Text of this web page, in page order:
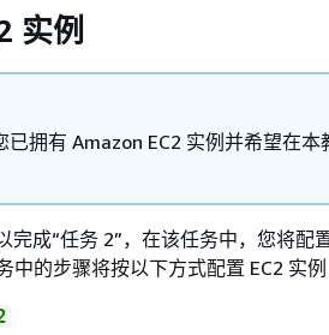
实例
拥有 Amazon EC2 实例并希望在本
成“任务 2”，在该任务中，您将配
中的步骤将按以下方式配置 EC2 实